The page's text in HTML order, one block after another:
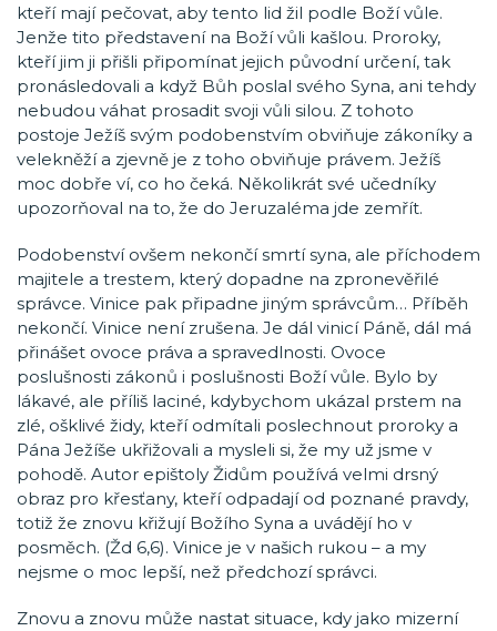
kteří mají pečovat, aby tento lid žil podle Boží vůle.
Jenže tito představení na Boží vůli kašlou. Proroky,
kteří jim ji přišli připomínat jejich původní určení, tak
pronásledovali a když Bůh poslal svého Syna, ani tehdy
nebudou váhat prosadit svoji vůli silou. Z tohoto
postoje Ježíš svým podobenstvím obviňuje zákoníky a
velekněží a zjevně je z toho obviňuje právem. Ježíš
moc dobře ví, co ho čeká. Několikrát své učedníky
upozorňoval na to, že do Jeruzaléma jde zemřít.
Podobenství ovšem nekončí smrtí syna, ale příchodem
majitele a trestem, který dopadne na zpronevěřilé
správce. Vinice pak připadne jiným správcům… Příběh
nekončí. Vinice není zrušena. Je dál vinicí Páně, dál má
přinášet ovoce práva a spravedlnosti. Ovoce
poslušnosti zákonů i poslušnosti Boží vůle. Bylo by
lákavé, ale příliš laciné, kdybychom ukázal prstem na
zlé, ošklivé židy, kteří odmítali poslechnout proroky a
Pána Ježíše ukřižovali a mysleli si, že my už jsme v
pohodě. Autor epištoly Židům používá velmi drsný
obraz pro křesťany, kteří odpadají od poznané pravdy,
totiž že znovu křižují Božího Syna a uvádějí ho v
posměch. (Žd 6,6). Vinice je v našich rukou – a my
nejsme o moc lepší, než předchozí správci.
Znovu a znovu může nastat situace, kdy jako mizerní